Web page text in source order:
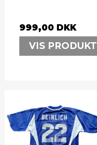
999,00 DKK
VIS PRODUKT